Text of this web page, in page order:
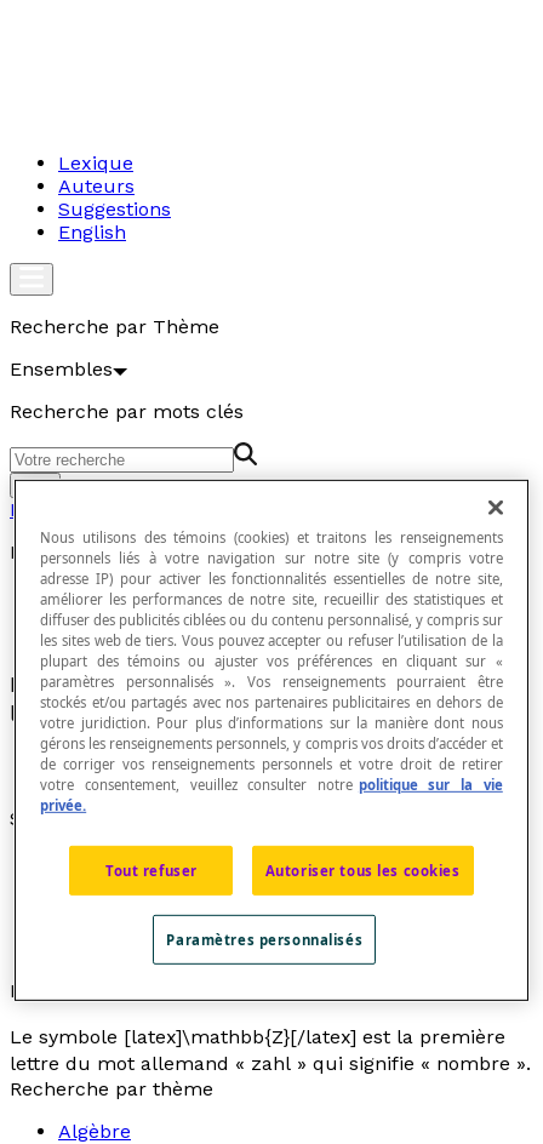
Lexique
Auteurs
Suggestions
English
Recherche par Thème
Ensembles
Recherche par mots clés
Aller
Ensembles
Ensemble des nombres entiers
Ensemble des nombres positifs et négatifs dont
la
valeur absolue est un nombre naturel.
Symbole
L'ensemble des nombres entiers est symbolisé par
la lettre [latex]\mathbb{Z}[/latex].
[latex]\mathbb{Z}[/latex] = {..., –4, –3, –2, –1, 0, 1, 2,
Note didactique
Le symbole [latex]\mathbb{Z}[/latex] est la première
lettre du mot allemand « zahl » qui signifie « nombre ».
Recherche par thème
Algèbre
Nous utilisons des témoins (cookies) et traitons les renseignements
personnels liés à votre navigation sur notre site (y compris votre
adresse IP) pour activer les fonctionnalités essentielles de notre site,
améliorer les performances de notre site, recueillir des statistiques et
diffuser des publicités ciblées ou du contenu personnalisé, y compris sur
les sites web de tiers. Vous pouvez accepter ou refuser l’utilisation de la
plupart des témoins ou ajuster vos préférences en cliquant sur «
paramètres personnalisés ». Vos renseignements pourraient être
stockés et/ou partagés avec nos partenaires publicitaires en dehors de
votre juridiction. Pour plus d’informations sur la manière dont nous
gérons les renseignements personnels, y compris vos droits d’accéder et
de corriger vos renseignements personnels et votre droit de retirer
votre consentement, veuillez consulter notre politique sur la vie
privée.
Tout refuser Autoriser tous les cookies
Paramètres personnalisés